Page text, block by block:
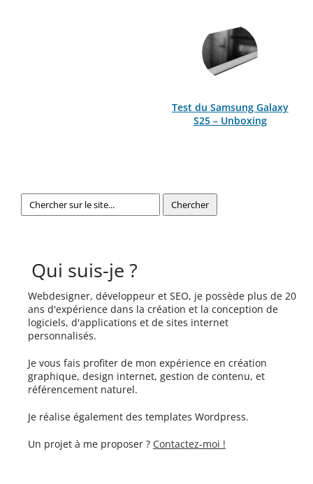
Test du Samsung Galaxy
S25 – Unboxing
Qui suis-je ?
Webdesigner, développeur et SEO, je possède plus de 20
ans d'expérience dans la création et la conception de
logiciels, d'applications et de sites internet
personnalisés.
Je vous fais profiter de mon expérience en création
graphique, design internet, gestion de contenu, et
référencement naturel.
Je réalise également des templates Wordpress.
Un projet à me proposer ? Contactez-moi !